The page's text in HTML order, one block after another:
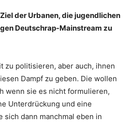
der Urbanen, die jugendlichen
Deutschrap-Mainstream zu
zu politisieren, aber auch, ihnen
Dampf zu geben. Die wollen
wenn sie es nicht formulieren,
Unterdrückung und eine
sich dann manchmal eben in